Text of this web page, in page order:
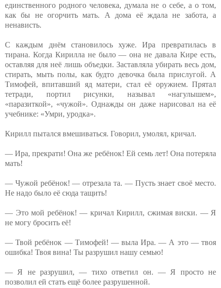
единственного родного человека, думала не о себе, а о том,
как бы не огорчить мать. А дома её ждала не забота, а
ненависть.
С каждым днём становилось хуже. Ира превратилась в
тирана. Когда Кирилла не было — она не давала Кире есть,
оставляя для неё лишь объедки. Заставляла убирать весь дом,
стирать, мыть полы, как будто девочка была прислугой. А
Тимофей, впитавший яд матери, стал её оружием. Прятал
тетради, портил рисунки, называл «нагулышем»,
«паразиткой», «чужой». Однажды он даже нарисовал на её
учебнике: «Умри, уродка».
Кирилл пытался вмешиваться. Говорил, умолял, кричал.
— Ира, прекрати! Она же ребёнок! Ей семь лет! Она потеряла
мать!
— Чужой ребёнок! — отрезала та. — Пусть знает своё место.
Не надо было её сюда тащить!
— Это мой ребёнок! — кричал Кирилл, сжимая виски. — Я
не могу бросить её!
— Твой ребёнок — Тимофей! — выла Ира. — А это — твоя
ошибка! Твоя вина! Ты разрушил нашу семью!
— Я не разрушил, — тихо ответил он. — Я просто не
позволил ей стать ещё более разрушенной.